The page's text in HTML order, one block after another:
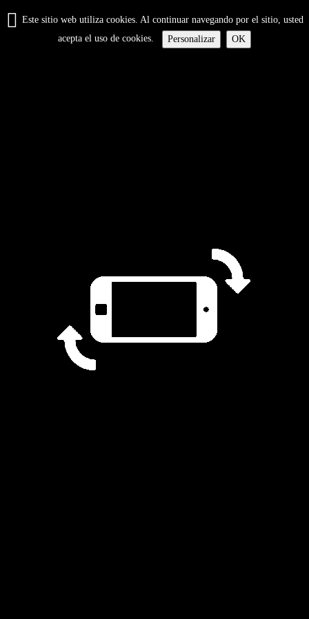
Este sitio web utiliza cookies. Al continuar navegando por el sitio, usted
acepta el uso de cookies.
Personalizar OK